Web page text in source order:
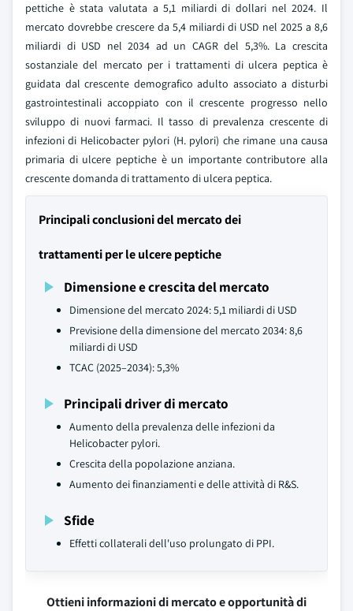
pettiche è stata valutata a 5,1 miliardi di dollari nel 2024. Il
mercato dovrebbe crescere da 5,4 miliardi di USD nel 2025 a 8,6
miliardi di USD nel 2034 ad un CAGR del 5,3%. La crescita
sostanziale del mercato per i trattamenti di ulcera peptica è
guidata dal crescente demografico adulto associato a disturbi
gastrointestinali accoppiato con il crescente progresso nello
sviluppo di nuovi farmaci. Il tasso di prevalenza crescente di
infezioni di Helicobacter pylori (H. pylori) che rimane una causa
primaria di ulcere peptiche è un importante contributore alla
crescente domanda di trattamento di ulcera peptica.
Principali conclusioni del mercato dei
trattamenti per le ulcere peptiche
Dimensione e crescita del mercato
Dimensione del mercato 2024: 5,1 miliardi di USD
Previsione della dimensione del mercato 2034: 8,6
miliardi di USD
TCAC (2025–2034): 5,3%
Principali driver di mercato
Aumento della prevalenza delle infezioni da
Helicobacter pylori.
Crescita della popolazione anziana.
Aumento dei finanziamenti e delle attività di R&S.
Sfide
Effetti collaterali dell'uso prolungato di PPI.
Ottieni informazioni di mercato e opportunità di